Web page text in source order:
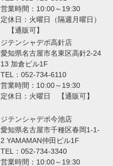
営業時間：10:00～19:30
定休日：火曜日（隔週月曜日）
【通販可】
ジテンシャデポ高針店
愛知県名古屋市名東区高針2-24
13 加倉ビル1F
TEL：052-734-6110
営業時間：10:00～19:30
定休日：火曜日 【通販可】
ジテンシャデポ今池店
愛知県名古屋市千種区春岡1-1-
2 YAMAMAN仲田ビル1F
TEL：052-734-3340
営業時間：10:00～19:30